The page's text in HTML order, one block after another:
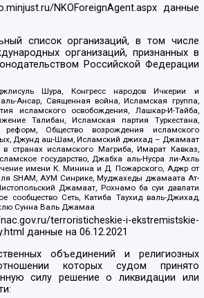
NKOForeignAgent.aspxданные
список организаций, в том числе
организаций, признанных в
Российской Федерации
Шура, Конгресс народов Ичкерии и
Ансар, Священная война, Исламская группа,
исламского освобождения, Лашкар-И-Тайба,
Талибан, Исламская партия Туркестана,
реформ, Общество возрождения исламского
Джунд аш-Шам, Исламский джихад – Джамаат
странах исламского Магриба, Имарат Кавказ,
государство, Джабха аль-Нусра ли-Ахль
имени К. Минина и Д. Пожарского, Аджр от
SHAM, АУМ Синрике, Муджахеды джамаата Ат-
Джамаат, Рохнамо ба суи давлати
сообщество Сеть, Катиба Таухид валь-Джихад,
Сунна Валь Джамаа
terroristicheskie-i-ekstremistskie-
данные на06.12.2021
объединений и религиозных
которых судом принято
силу решение о ликвидации или